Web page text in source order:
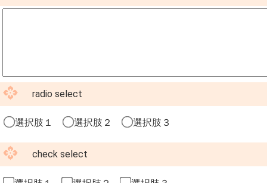
radio select
選択肢１ 選択肢２ 選択肢３
check select